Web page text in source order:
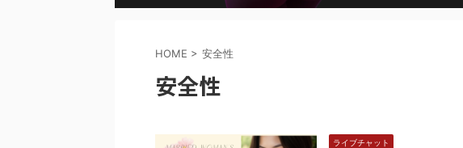
HOME > 安全性
安全性
ライブチャット